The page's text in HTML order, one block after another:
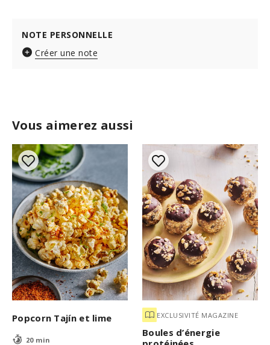
Vous aimerez aussi
Popcorn Tajín et lime
20 min
EXCLUSIVITÉ MAGAZINE
Boules d’énergie
NOTE PERSONNELLE
Créer une note